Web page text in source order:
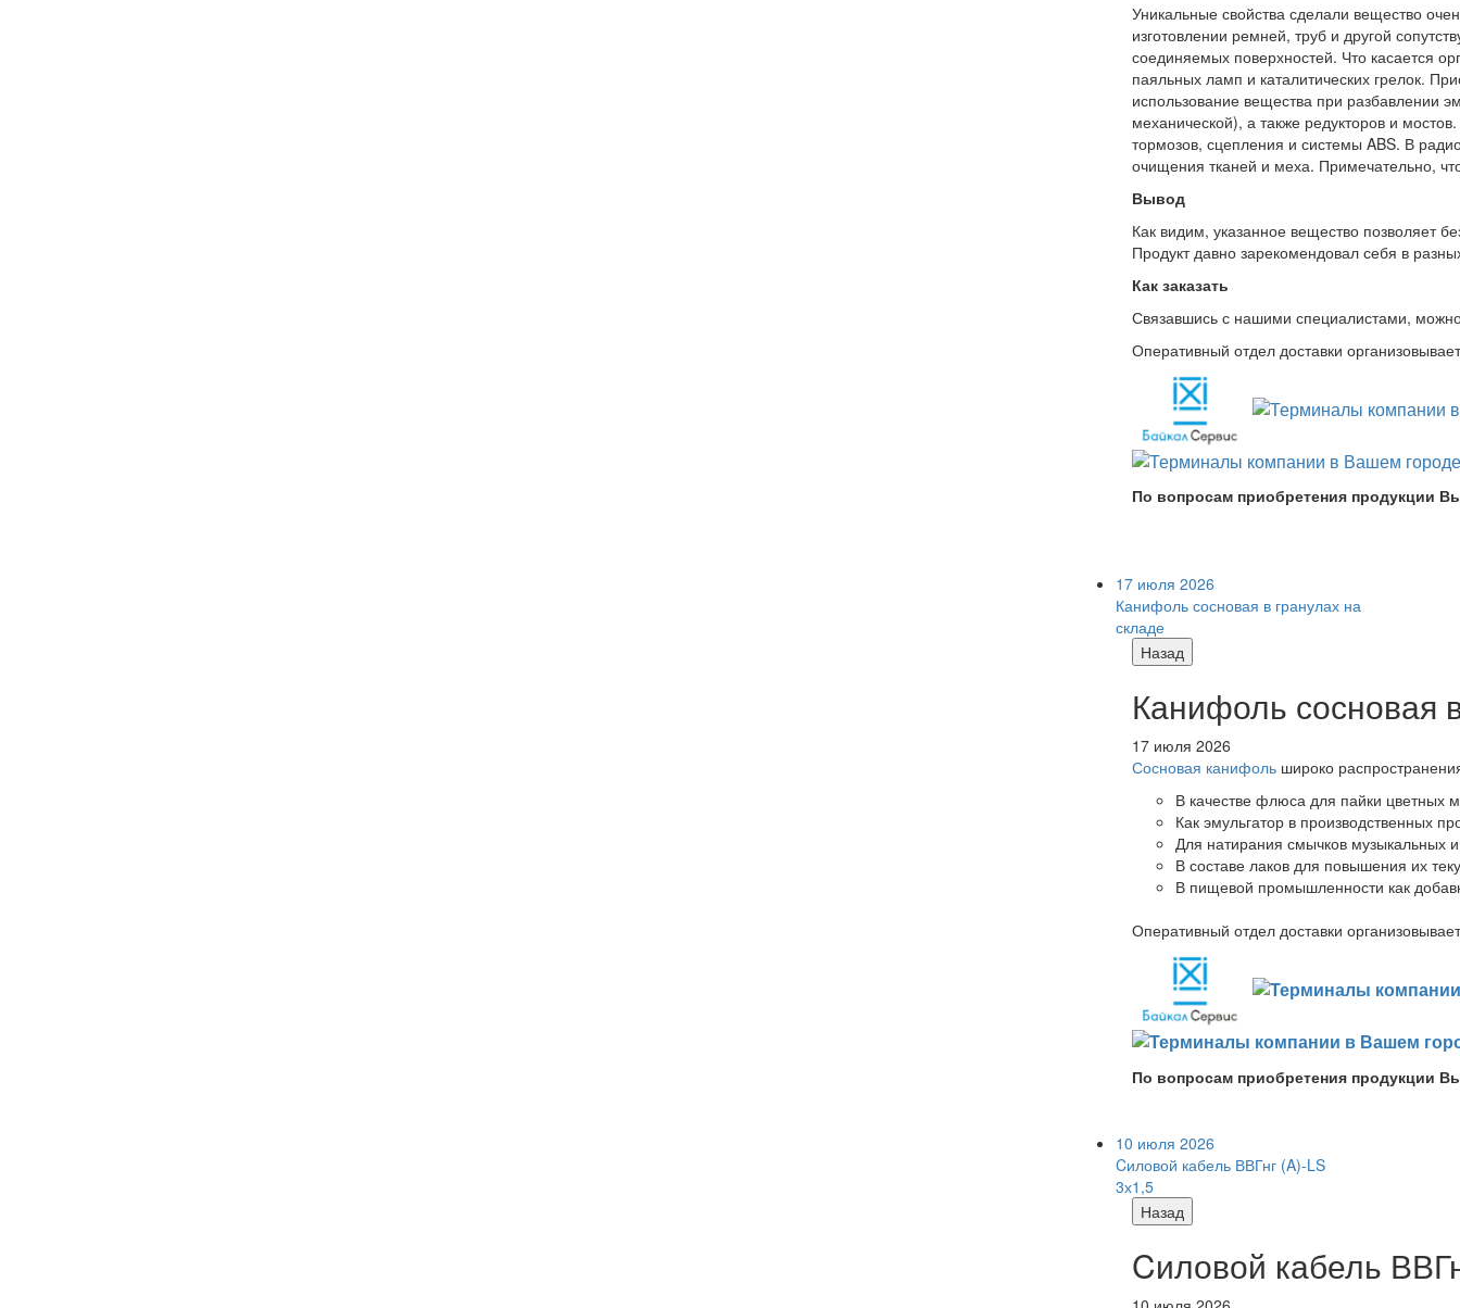
Уникальные свойства сделали вещество
изготовлении ремней, труб и другой
соединяемых поверхностей. Что касается
паяльных ламп и каталитических грелок.
использование вещества при разбавлении
механической), а также редукторов и
тормозов, сцепления и системы ABS. В
очищения тканей и меха. Примечательно,
Вывод
Как видим, указанное вещество позволяет
Продукт давно зарекомендовал себя в
Как заказать
Связавшись с нашими специалистами,
Оперативный отдел доставки
По вопросам приобретения продукции
17 июля 2026
Канифоль сосновая в гранулах на
складе
Назад
Канифоль сосновая
17 июля 2026
Сосновая канифоль широко
В качестве флюса для пайки цветных
Как эмульгатор в производственных
Для натирания смычков музыкальных
В составе лаков для повышения их
В пищевой промышленности как
Оперативный отдел доставки
По вопросам приобретения продукции
10 июля 2026
Cиловой кабель ВВГнг (A)-LS
3х1,5
Назад
Cиловой кабель